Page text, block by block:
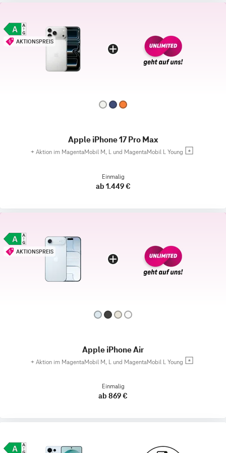
AKTIONSPREIS
Apple iPhone 17 Pro Max
+ Aktion im MagentaMobil M, L und MagentaMobil L Young
Einmalig
ab 1.449 €
AKTIONSPREIS
Apple iPhone Air
+ Aktion im MagentaMobil M, L und MagentaMobil L Young
Einmalig
ab 869 €